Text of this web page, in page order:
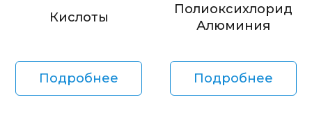
Кислоты
Подробнее
Полиоксихлорид
Алюминия
Подробнее